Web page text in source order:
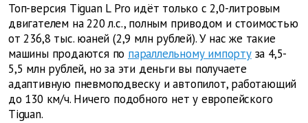
Топ-версия Tiguan L Pro идёт только с 2,0-литровым
двигателем на 220 л.с., полным приводом и стоимостью
от 236,8 тыс. юаней (2,9 млн рублей). У нас же такие
машины продаются по параллельному импортуза 4,5-
5,5 млн рублей, но за эти деньги вы получаете
адаптивную пневмоподвеску и автопилот, работающий
до 130 км/ч. Ничего подобного нет у европейского
Tiguan.